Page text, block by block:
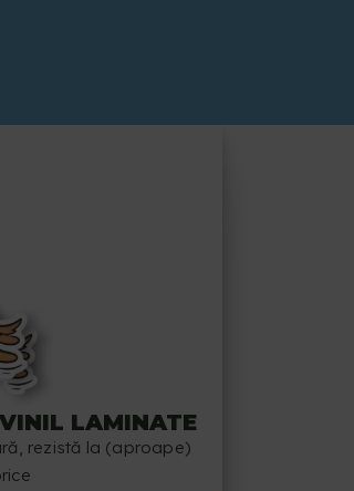
LAMINATE
rezistă la (aproape)